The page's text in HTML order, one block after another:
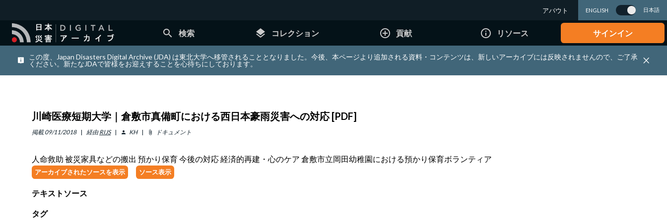
アバウト ENGLISH 日本語
search 検索 layers コレクション add_circle_outline 貢献 info_outline リソース サインイン
この度、Japan Disasters Digital Archive (JDA) は東北大学へ移管されることとなりました。今後、本ページより追加される資料・コンテンツは、新しいアーカイブには反映されませんので、ご了承
ください。新たなJDAで皆様をお迎えすることを心待ちにしております。
川崎医療短期大学｜倉敷市真備町における西日本豪雨災害への対応 [PDF]
掲載 09/11/2018 経由 RIJS person KH attach_file ドキュメント
人命救助 被災家具などの搬出 預かり保育 今後の対応 経済的再建・心のケア 倉敷市立岡田幼稚園における預かり保育ボランティア
アーカイブされたソースを表示 ソース表示
テキストソース
タグ